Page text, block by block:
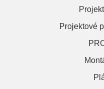
Projektové